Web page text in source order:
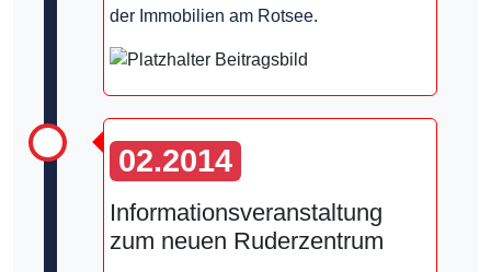
der Immobilien am Rotsee.
02.2014
Informationsveranstaltung
zum neuen Ruderzentrum